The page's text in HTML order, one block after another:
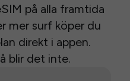
på alla framtida
mer surf köper du
direkt i appen.
blir det inte.